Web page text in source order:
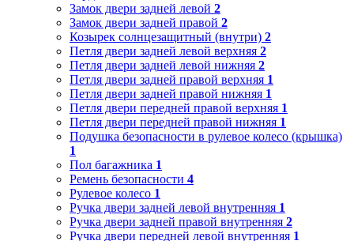
Замок двери задней левой 2
Замок двери задней правой 2
Козырек солнцезащитный (внутри) 2
Петля двери задней левой верхняя 2
Петля двери задней левой нижняя 2
Петля двери задней правой верхняя 1
Петля двери задней правой нижняя 1
Петля двери передней правой верхняя 1
Петля двери передней правой нижняя 1
Подушка безопасности в рулевое колесо (крышка)
1
Пол багажника 1
Ремень безопасности 4
Рулевое колесо 1
Ручка двери задней левой внутренняя 1
Ручка двери задней правой внутренняя 2
Ручка двери передней левой внутренняя 1